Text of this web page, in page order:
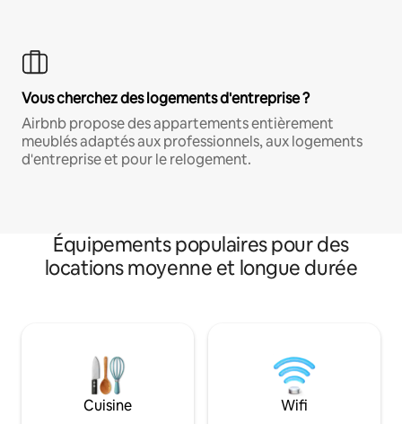
Vous cherchez des logements d'entreprise ?
Airbnb propose des appartements entièrement
meublés adaptés aux professionnels, aux logements
d'entreprise et pour le relogement.
Équipements populaires pour des
locations moyenne et longue durée
Cuisine Wifi